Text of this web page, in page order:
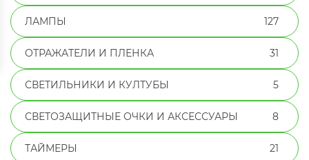
ЛАМПЫ 127
ОТРАЖАТЕЛИ И ПЛЕНКА 31
СВЕТИЛЬНИКИ И КУЛТУБЫ 5
СВЕТОЗАЩИТНЫЕ ОЧКИ И АКСЕССУАРЫ 8
ТАЙМЕРЫ 21